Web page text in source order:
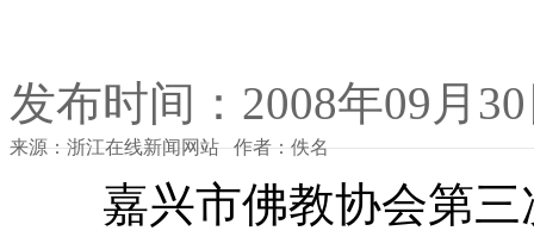
发布时间：2008年09月
来源：浙江在线新闻网站 作者：佚名
嘉兴市佛教协会第三